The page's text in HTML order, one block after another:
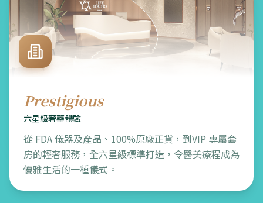
Prestigious
六星級奢華體驗
從 FDA 儀器及產品、100%原廠正貨，到VIP 專屬套
房的輕奢服務，全六星級標準打造，令醫美療程成為
優雅生活的一種儀式。